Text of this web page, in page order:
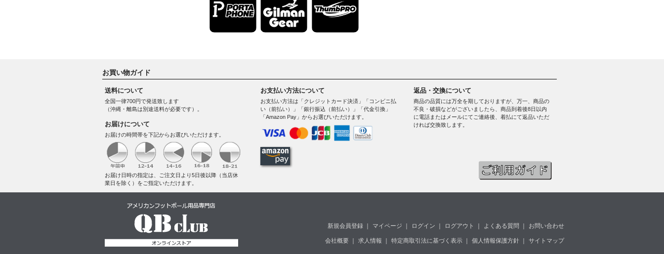
お買い物ガイド
送料について
全国一律700円で発送致します
（沖縄・離島は別途送料が必要です）。
お届けについて
お届けの時間帯を下記からお選びいただけます。
お届け日時の指定は、ご注文日より5日後以降（当店休
業日を除く）をご指定いただけます。
お支払い方法について
お支払い方法は「クレジットカード決済」「コンビニ払
い（前払い）」「銀行振込（前払い）」「代金引換」
「Amazon Pay」からお選びいただけます。
返品・交換について
商品の品質には万全を期しておりますが、万一、商品の
不良・破損などがございましたら、商品到着後8日以内
に電話またはメールにてご連絡後、着払にて返品いただ
ければ交換致します。
新規会員登録 マイページ ログイン ログアウト よくある質問 お問い合わせ
会社概要 求人情報 特定商取引法に基づく表示 個人情報保護方針 サイトマップ